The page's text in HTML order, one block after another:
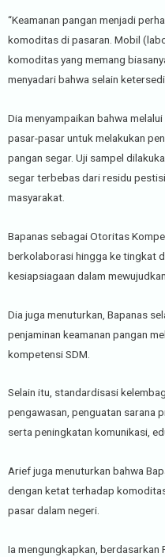
“Keamanan pangan menjadi
komoditas di pasaran. Mobil
komoditas yang memang
menyadari bahwa selain
Dia menyampaikan bahwa
pasar-pasar untuk melakukan
pangan segar. Uji sampel
segar terbebas dari residu
masyarakat.
Bapanas sebagai Otoritas
berkolaborasi hingga ke tingkat
kesiapsiagaan dalam
Dia juga menuturkan, Bapanas
penjaminan keamanan pangan
kompetensi SDM.
Selain itu, standardisasi
pengawasan, penguatan sarana
serta peningkatan komunikasi,
Arief juga menuturkan bahwa
dengan ketat terhadap
pasar dalam negeri.
Ia mengungkapkan,